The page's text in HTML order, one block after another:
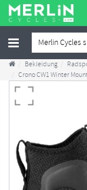
Bekleidung
Crono CW1 Winter